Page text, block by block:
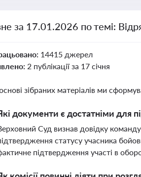
за 17.01.2026 по темі:
14415 джерел
2 публікації за 17 січня
зібраних матеріалів ми
документи є достатніми для
Суд визнав довідку
статусу учасника
підтвердження участі в